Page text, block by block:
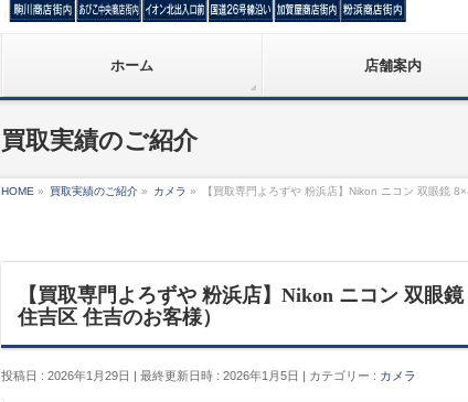
ホーム 店舗案内
買取実績のご紹介
HOME » 買取実績のご紹介 » カメラ » 【買取専門よろずや 粉浜店】Nikon ニコン 双眼鏡
【買取専門よろずや 粉浜店】Nikon ニコン 双眼
住吉区 住吉のお客様）
投稿日 : 2026年1月29日 最終更新日時 : 2026年1月5日 カテゴリー : カメラ